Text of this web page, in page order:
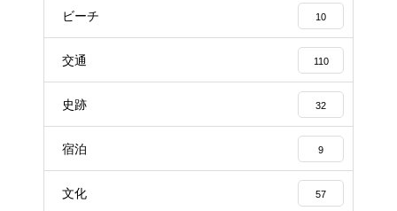
ビーチ 10
交通 110
史跡 32
宿泊 9
文化 57